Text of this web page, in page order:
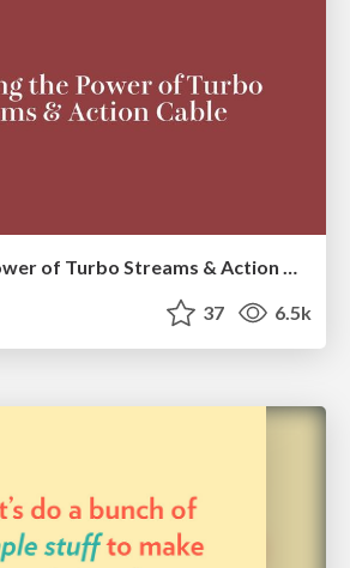
Exploring the Power of Turbo Streams & Action Cable | RailsConf2023
37 6.5k